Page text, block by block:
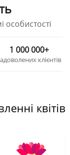
особистості
1 000 000+
клієнтів
квітів